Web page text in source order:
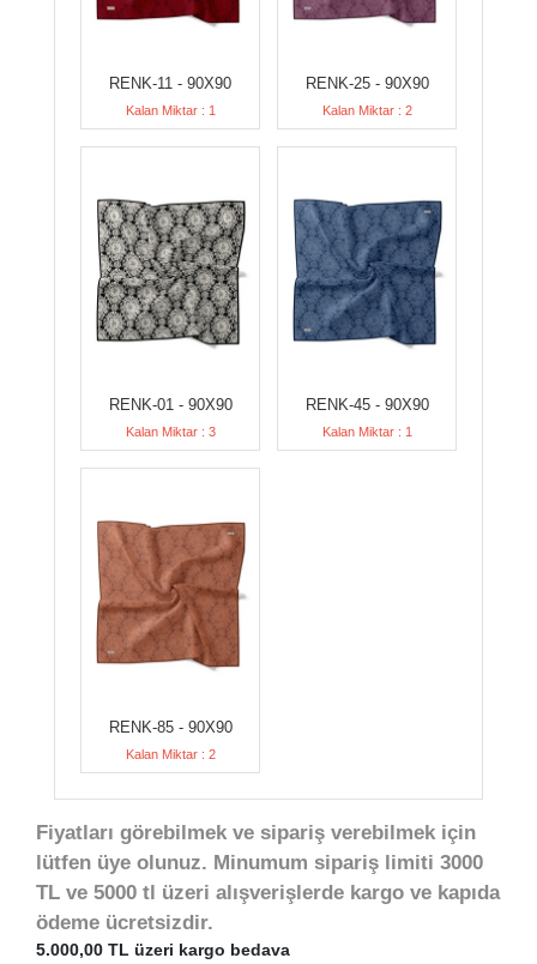
RENK-11 - 90X90
Kalan Miktar : 1
RENK-25 - 90X90
Kalan Miktar : 2
RENK-01 - 90X90
Kalan Miktar : 3
RENK-45 - 90X90
Kalan Miktar : 1
RENK-85 - 90X90
Kalan Miktar : 2
Fiyatları görebilmek ve sipariş verebilmek için
lütfen üye olunuz. Minumum sipariş limiti 3000
TL ve 5000 tl üzeri alışverişlerde kargo ve kapıda
ödeme ücretsizdir.
5.000,00 TL üzeri kargo bedava